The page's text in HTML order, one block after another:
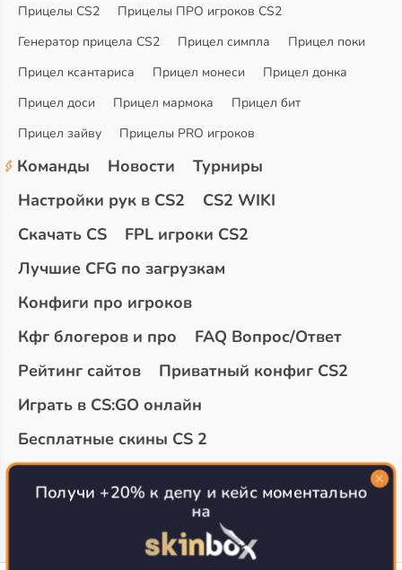
Прицелы CS2
Прицелы ПРО игроков CS2
Генератор прицела CS2
Прицел симпла
Прицел поки
Прицел ксантариса
Прицел монеси
Прицел донка
Прицел доси
Прицел мармока
Прицел бит
Прицел зайву
Прицелы PRO игроков
Команды Новости
Турниры
Настройки рук в CS2
CS2 WIKI
Скачать CS
FPL игроки CS2
Лучшие CFG по загрузкам
Конфиги про игроков
Кфг блогеров и про
FAQ Вопрос/Ответ
Рейтинг сайтов
Приватный конфиг CS2
Играть в CS:GO онлайн
Бесплатные скины CS 2
Топ сайтов с халявой КС 2
О проекте
Получи +20% к депу и кейс моментально
на